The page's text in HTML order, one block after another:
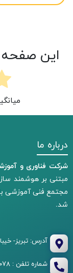
این صفحه
درباره ما
شرکت فناوری و
مجتمع فنی آموزشی
شد.
آدرس: تبریز-
شماره تلفن : ۰۲۱۹۱۳۰۴۰۷۸